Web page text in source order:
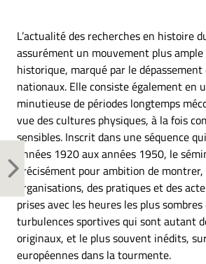
L’actualité des recherches en histoire
assurément un mouvement plus
historique, marqué par le dépassement
nationaux. Elle consiste également en
minutieuse de périodes longtemps
vue des cultures physiques, à la fois
sensibles. Inscrit dans une séquence
années 1920 aux années 1950, le
précisément pour ambition de
organisations, des pratiques et des
prises avec les heures les plus sombres
turbulences sportives qui sont autant
originaux, et le plus souvent inédits,
européennes dans la tourmente.